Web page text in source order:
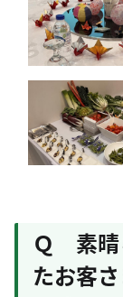
Ｑ 素晴
たお客